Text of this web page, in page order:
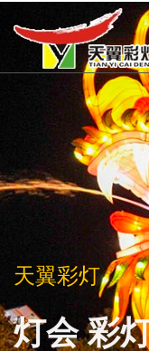
天翼彩灯
灯会 彩
天翼彩灯
灯会 彩
天翼彩灯
灯会 彩